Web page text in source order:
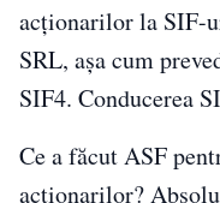
acționarilor la SIF-
SRL, așa cum
SIF4. Conducerea
Ce a făcut ASF
acționarilor?